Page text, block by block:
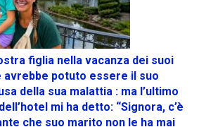
figlia nella vacanza dei suoi
avrebbe potuto essere il suo
della sua malattia : ma l’ultimo
mi ha detto: “Signora, c’è
che suo marito non le ha mai